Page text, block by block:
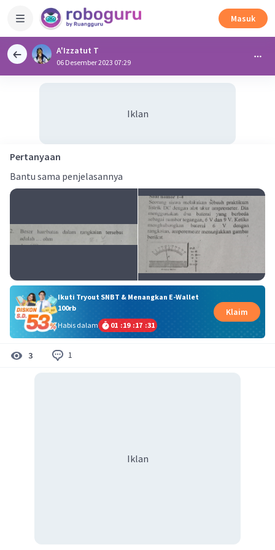
Masuk
A'Izzatut T
06 Desember 2023 07:29
Iklan
Pertanyaan
Bantu sama penjelasannya
Ikuti Tryout SNBT & Menangkan E-Wallet
100rb
Habis dalam
01 :19 :17 :30
Klaim
3 1
Iklan